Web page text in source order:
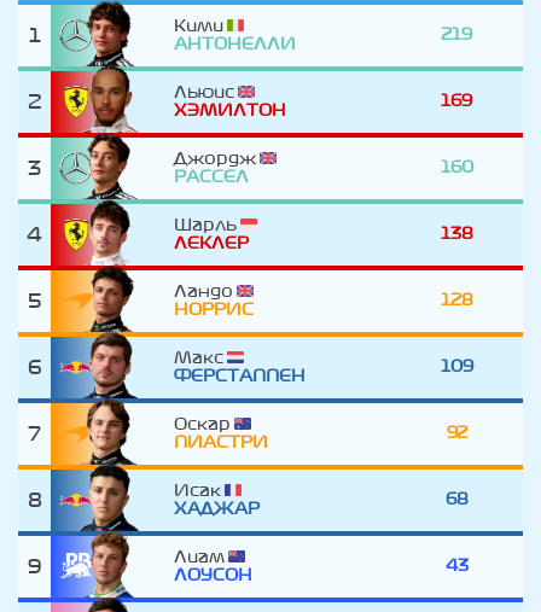
1
Кими
АНТОНЕЛЛИ
219
2
Льюис
ХЭМИЛТОН
169
3
Джордж
РАССЕЛ
160
4
Шарль
ЛЕКЛЕР
138
5
Ландо
НОРРИС
128
6
Макс
ФЕРСТАППЕН
109
7
Оскар
ПИАСТРИ
92
8
Исак
ХАДЖАР
68
9
Лиам
ЛОУСОН
43